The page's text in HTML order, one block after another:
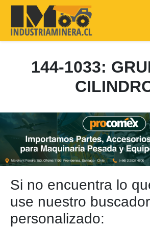
144-1033:
Si no encuentra lo
use nuestro buscador
personalizado: